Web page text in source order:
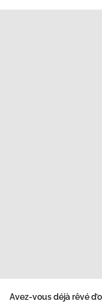
Avez-vous déjà rêvé